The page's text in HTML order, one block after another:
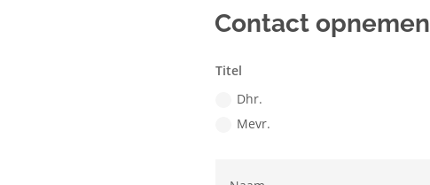
Contact opnemen
Titel
Dhr.
Mevr.